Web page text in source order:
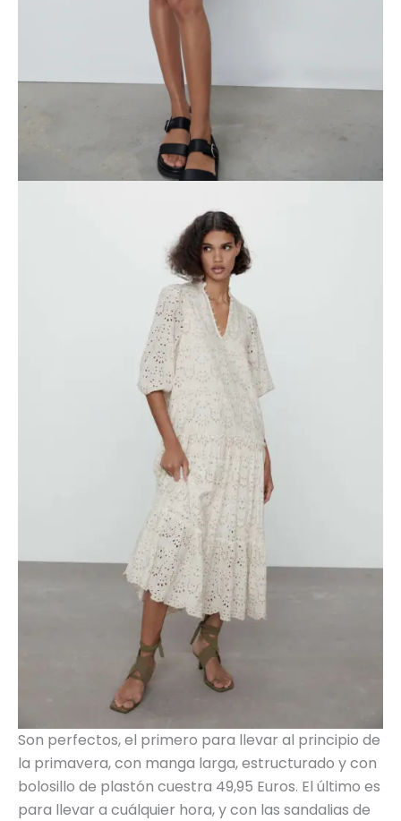
Son perfectos, el primero para llevar al principio de
la primavera, con manga larga, estructurado y con
bolosillo de plastón cuestra 49,95 Euros. El último es
para llevar a cuálquier hora, y con las sandalias de